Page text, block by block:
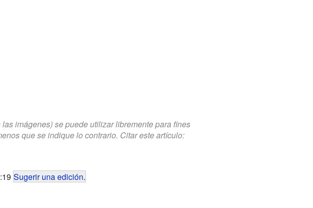
imágenes) se puede utilizar libremente para fines
que se indique lo contrario. Citar este artículo:
Sugerir una edición.